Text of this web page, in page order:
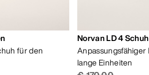
für den
Norvan LD 4
lange Einheiten